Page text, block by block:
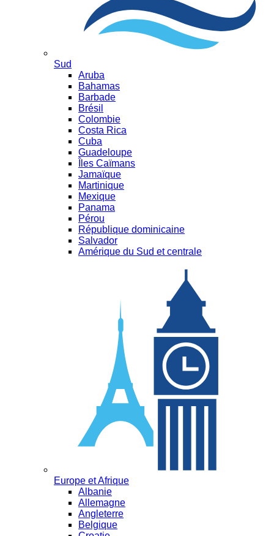
Sud
Aruba
Bahamas
Barbade
Brésil
Colombie
Costa Rica
Cuba
Guadeloupe
Îles Caïmans
Jamaïque
Martinique
Mexique
Panama
Pérou
République dominicaine
Salvador
Amérique du Sud et centrale
Europe et Afrique
Albanie
Allemagne
Angleterre
Belgique